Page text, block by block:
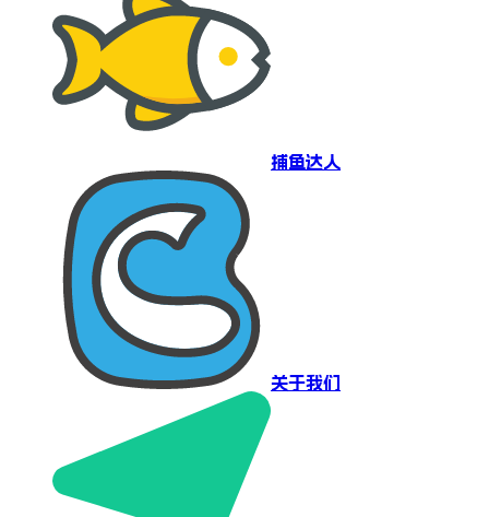
捕鱼达人
关于我们